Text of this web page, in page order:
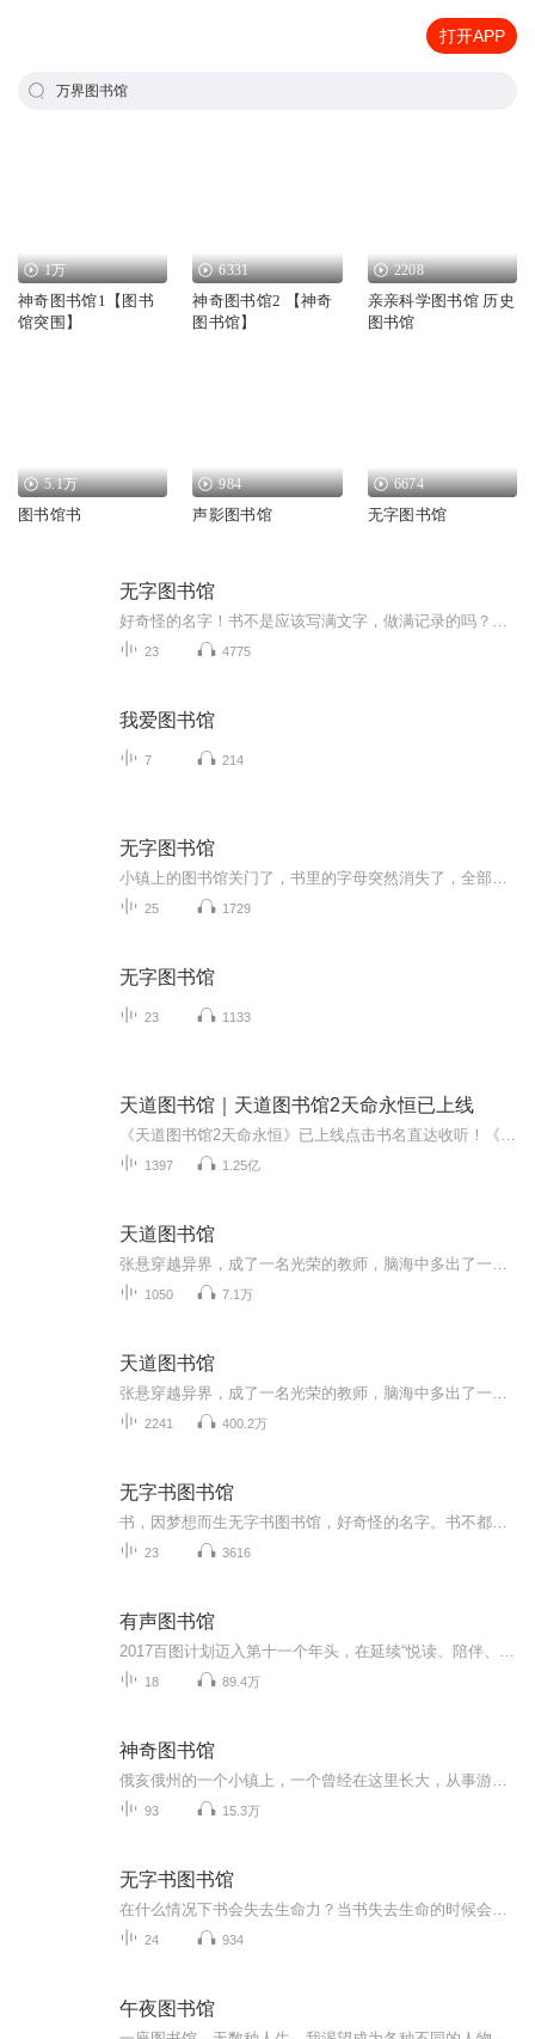
打开APP
万界图书馆
1万
神奇图书馆1【图书
馆突围】
6331
神奇图书馆2 【神奇
图书馆】
2208
亲亲科学图书馆 历史
图书馆
5.1万
图书馆书
984
声影图书馆
6674
无字图书馆
无字图书馆
23 4775
我爱图书馆
7 214
无字图书馆
25 1729
无字图书馆
23 1133
天道图书馆｜天道图书馆2天命永恒已上线
1397 1.25亿
天道图书馆
1050 7.1万
天道图书馆
2241 400.2万
无字书图书馆
23 3616
有声图书馆
18 89.4万
神奇图书馆
93 15.3万
无字书图书馆
24 934
午夜图书馆